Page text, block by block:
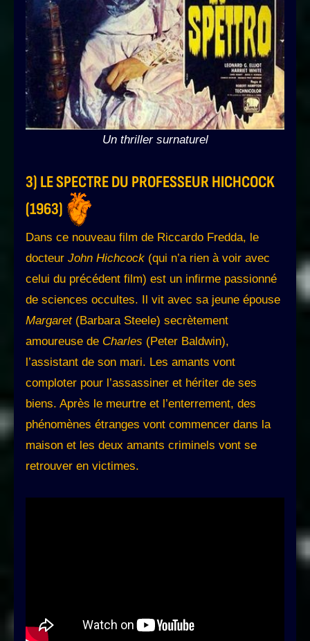
Un thriller surnaturel
3) LE SPECTRE DU PROFESSEUR HICHCOCK
(1963)
Dans ce nouveau film de Riccardo Fredda, le
docteur John Hichcock (qui n’a rien à voir avec
celui du précédent film) est un infirme passionné
de sciences occultes. Il vit avec sa jeune épouse
Margaret (Barbara Steele) secrètement
amoureuse de Charles (Peter Baldwin),
l’assistant de son mari. Les amants vont
comploter pour l’assassiner et hériter de ses
biens. Après le meurtre et l’enterrement, des
phénomènes étranges vont commencer dans la
maison et les deux amants criminels vont se
retrouver en victimes.